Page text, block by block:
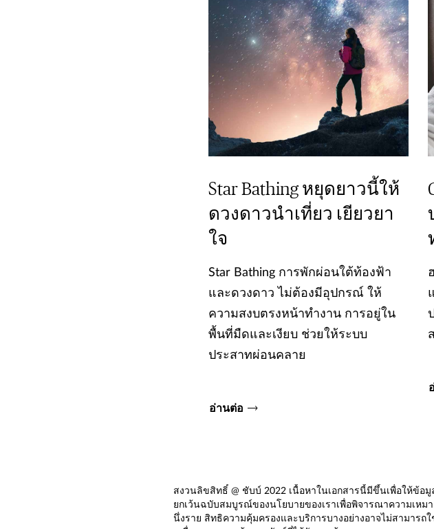
Star Bathing หยุดยาวนี้ให้
ดวงดาวนำเที่ยว เยียวยา
ใจ
Star Bathing การพักผ่อนใต้ท้องฟ้า
และดวงดาว ไม่ต้องมีอุปกรณ์ ให้
ความสงบตรงหน้าทำงาน การอยู่ใน
พื้นที่มืดและเงียบ ช่วยให้ระบบ
ประสาทผ่อนคลาย
อ่านต่อ
สงวนลิขสิทธิ์ @ ชับบ์ 2022 เนื้อหาในเอกสารนี้มีขึ้นเพื่อให้ข้อ
ยกเว้นฉบับสมบูรณ์ของนโยบายของเราเพื่อพิจารณาความเห
นึ่งราย สิทธิความคุ้มครองและบริการบางอย่างอาจไม่สามาร